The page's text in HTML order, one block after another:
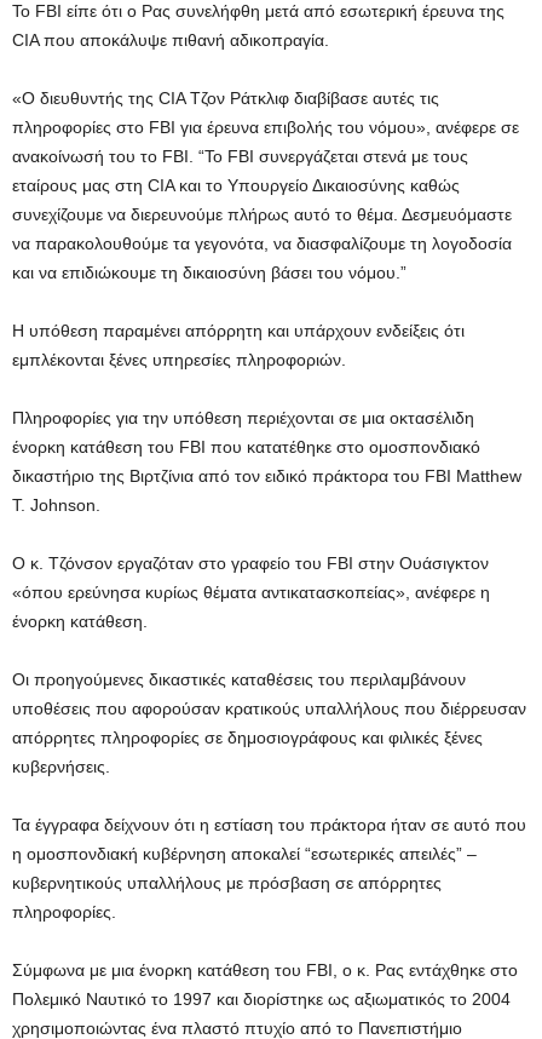
Το FBI είπε ότι ο Ρας συνελήφθη μετά από εσωτερική έρευνα της
CIA που αποκάλυψε πιθανή αδικοπραγία.
«Ο διευθυντής της CIA Τζον Ράτκλιφ διαβίβασε αυτές τις
πληροφορίες στο FBI για έρευνα επιβολής του νόμου», ανέφερε σε
ανακοίνωσή του το FBI. “Το FBI συνεργάζεται στενά με τους
εταίρους μας στη CIA και το Υπουργείο Δικαιοσύνης καθώς
συνεχίζουμε να διερευνούμε πλήρως αυτό το θέμα. Δεσμευόμαστε
να παρακολουθούμε τα γεγονότα, να διασφαλίζουμε τη λογοδοσία
και να επιδιώκουμε τη δικαιοσύνη βάσει του νόμου.”
Η υπόθεση παραμένει απόρρητη και υπάρχουν ενδείξεις ότι
εμπλέκονται ξένες υπηρεσίες πληροφοριών.
Πληροφορίες για την υπόθεση περιέχονται σε μια οκτασέλιδη
ένορκη κατάθεση του FBI που κατατέθηκε στο ομοσπονδιακό
δικαστήριο της Βιρτζίνια από τον ειδικό πράκτορα του FBI Matthew
T. Johnson.
Ο κ. Τζόνσον εργαζόταν στο γραφείο του FBI στην Ουάσιγκτον
«όπου ερεύνησα κυρίως θέματα αντικατασκοπείας», ανέφερε η
ένορκη κατάθεση.
Οι προηγούμενες δικαστικές καταθέσεις του περιλαμβάνουν
υποθέσεις που αφορούσαν κρατικούς υπαλλήλους που διέρρευσαν
απόρρητες πληροφορίες σε δημοσιογράφους και φιλικές ξένες
κυβερνήσεις.
Τα έγγραφα δείχνουν ότι η εστίαση του πράκτορα ήταν σε αυτό που
η ομοσπονδιακή κυβέρνηση αποκαλεί “εσωτερικές απειλές” –
κυβερνητικούς υπαλλήλους με πρόσβαση σε απόρρητες
πληροφορίες.
Σύμφωνα με μια ένορκη κατάθεση του FBI, ο κ. Ρας εντάχθηκε στο
Πολεμικό Ναυτικό το 1997 και διορίστηκε ως αξιωματικός το 2004
χρησιμοποιώντας ένα πλαστό πτυχίο από το Πανεπιστήμιο